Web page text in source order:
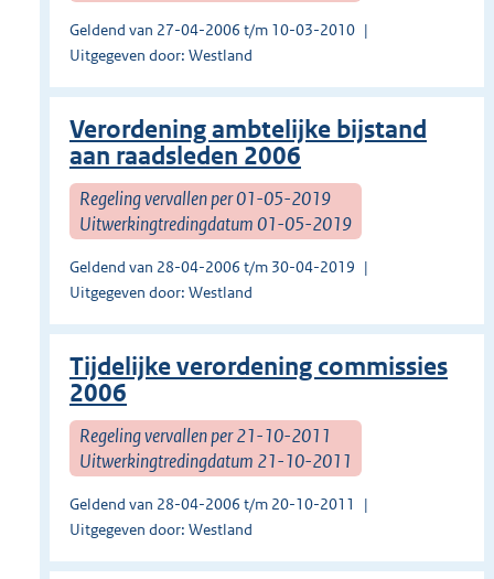
Geldend van 27-04-2006 t/m 10-03-2010
Uitgegeven door: Westland
Verordening ambtelijke bijstand
aan raadsleden 2006
Regeling vervallen per 01-05-2019
Uitwerkingtredingdatum 01-05-2019
Geldend van 28-04-2006 t/m 30-04-2019
Uitgegeven door: Westland
Tijdelijke verordening commissies
2006
Regeling vervallen per 21-10-2011
Uitwerkingtredingdatum 21-10-2011
Geldend van 28-04-2006 t/m 20-10-2011
Uitgegeven door: Westland